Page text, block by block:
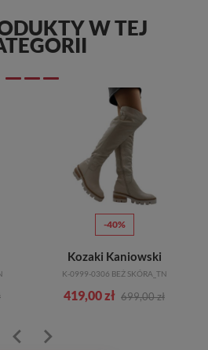
W TEJ
-40%
Kozaki Kaniowski
K-0999-0306 BEŻ SKÓRA_TN
419,00 zł 699,00 zł